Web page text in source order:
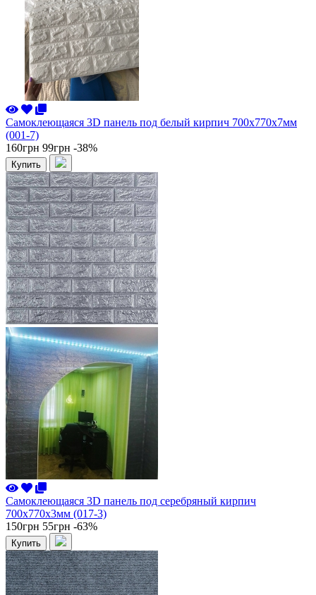
Самоклеющаяся 3D панель под белый кирпич 700x770x7мм
(001-7)
160грн 99грн -38%
Купить
Самоклеющаяся 3D панель под серебряный кирпич
700x770x3мм (017-3)
150грн 55грн -63%
Купить